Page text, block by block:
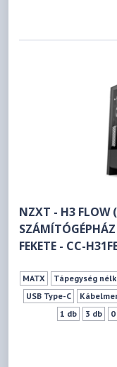
NZXT - H3 FLOW
FEKETE - CC-
MATX Tápegység
USB Type-C
1 db
3 db